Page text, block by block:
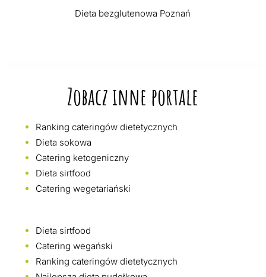
Dieta bezglutenowa Poznań
Zobacz inne portale
Ranking cateringów dietetycznych
Dieta sokowa
Catering ketogeniczny
Dieta sirtfood
Catering wegetariański
Dieta sirtfood
Catering wegański
Ranking cateringów dietetycznych